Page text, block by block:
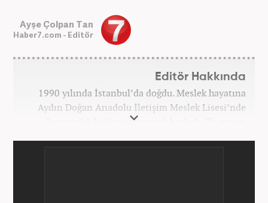
Ayşe Çolpan Tan
Haber7.com - Editör
Editör Hakkında
1990 yılında İstanbul’da doğdu. Meslek hayatına
Aydın Doğan Anadolu İletişim Meslek Lisesi’nde
Gazetecilik bölümü okuyarak başladı. İlk stajını